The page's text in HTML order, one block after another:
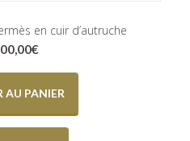
en cuir d’autruche
€
AU PANIER